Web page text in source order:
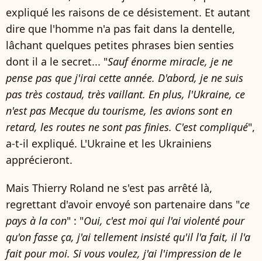
expliqué les raisons de ce désistement. Et autant
dire que l'homme n'a pas fait dans la dentelle,
lâchant quelques petites phrases bien senties
dont il a le secret... "Sauf énorme miracle, je ne
pense pas que j'irai cette année. D'abord, je ne suis
pas très costaud, très vaillant. En plus, l'Ukraine, ce
n'est pas Mecque du tourisme, les avions sont en
retard, les routes ne sont pas finies. C'est compliqué",
a-t-il expliqué. L'Ukraine et les Ukrainiens
apprécieront.
Mais Thierry Roland ne s'est pas arrêté là,
regrettant d'avoir envoyé son partenaire dans "ce
pays à la con" : "Oui, c'est moi qui l'ai violenté pour
qu'on fasse ça, j'ai tellement insisté qu'il l'a fait, il l'a
fait pour moi. Si vous voulez, j'ai l'impression de le